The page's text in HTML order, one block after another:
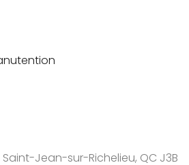
Jean-sur-Richelieu, QC J3B